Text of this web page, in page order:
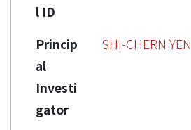
l ID
Princip
al
Investi
gator
SHI-CHERN YEN